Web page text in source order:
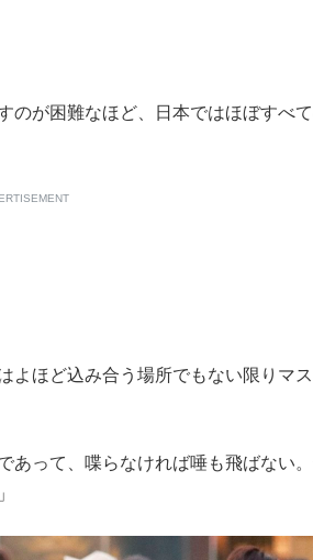
が困難なほど、日本ではほぼすべ
ほど込み合う場所でもない限りマ
あって、喋らなければ唾も飛ばない